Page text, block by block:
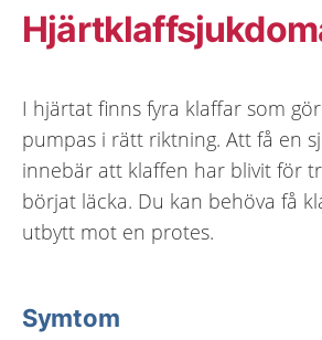
I hjärtat finns fyra klaffar som
pumpas i rätt riktning. Att få en
innebär att klaffen har blivit för
börjat läcka. Du kan behöva få
utbytt mot en protes.
Symtom